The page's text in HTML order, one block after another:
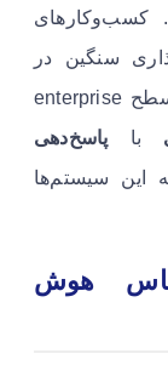
کسب‌وکارهای
سنگین در
زیرساخت‌های فیزیکی، خدمات مشتری سطح enterprise
با پاسخ‌دهی
این سیستم‌ها
هوش